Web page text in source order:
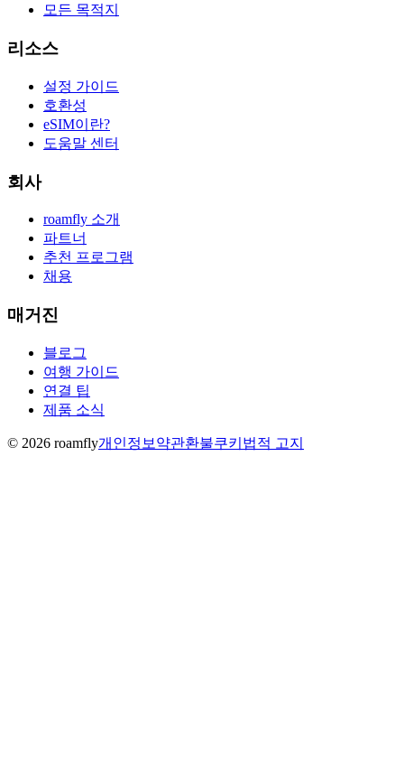
모든 목적지
리소스
설정 가이드
호환성
eSIM이란?
도움말 센터
회사
roamfly 소개
파트너
추천 프로그램
채용
매거진
블로그
여행 가이드
연결 팁
제품 소식
© 2026 roamfly개인정보 약관환불쿠키 법적 고지